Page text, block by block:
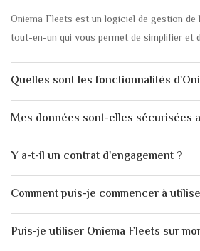
Oniema Fleets est un logiciel de gestion
tout-en-un qui vous permet de simplifier
Quelles sont les fonctionnalités
Mes données sont-elles sécurisées
Y a-t-il un contrat d'engagement ?
Comment puis-je commencer à
Puis-je utiliser Oniema Fleets sur